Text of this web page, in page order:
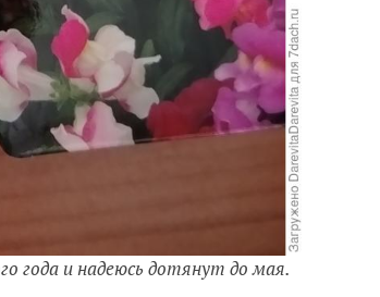
года и надеюсь дотянут до мая.